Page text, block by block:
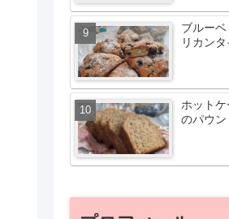
ブルー
リカン
ホット
のパウ